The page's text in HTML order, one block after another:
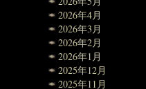
2026年4月
2026年3月
2026年2月
2026年1月
2025年12月
2025年11月